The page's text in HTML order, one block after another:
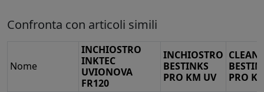
Confronta con articoli simili
Nome
INCHIOSTRO
INKTEC
UVIONOVA
FR120
INCHIOSTRO
BESTINKS
PRO KM UV
PRO